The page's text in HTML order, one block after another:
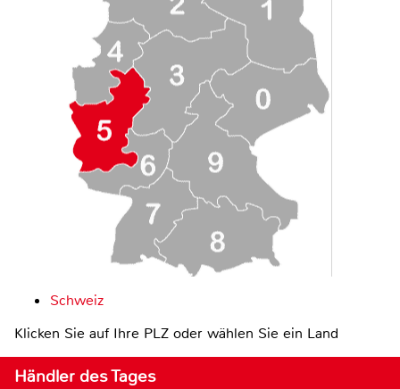
Schweiz
Klicken Sie auf Ihre PLZ oder wählen Sie ein Land
Händler des Tages